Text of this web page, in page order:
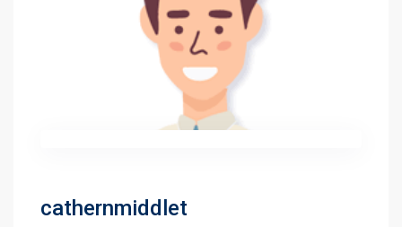
cathernmiddlet